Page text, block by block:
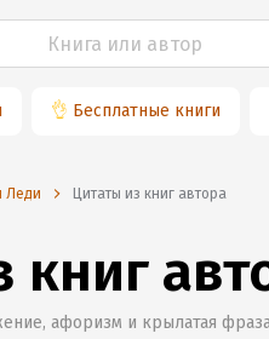
👌 Бесплатные книги
Леди Цитаты из книг автора
книг
афоризм и крылатая